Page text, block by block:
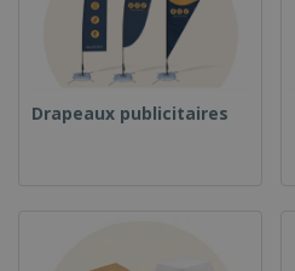
Drapeaux publicitaires